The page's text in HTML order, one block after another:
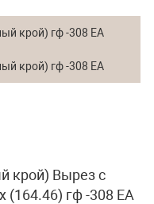
крой) Вырез с
(164.46) гф -308 ЕА